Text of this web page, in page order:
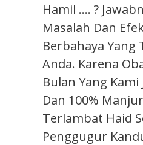
Hamil …. ?
Masalah Dan
Berbahaya Yang
Anda. Karena
Bulan Yang
Dan 100%
Terlambat Haid
Penggugur